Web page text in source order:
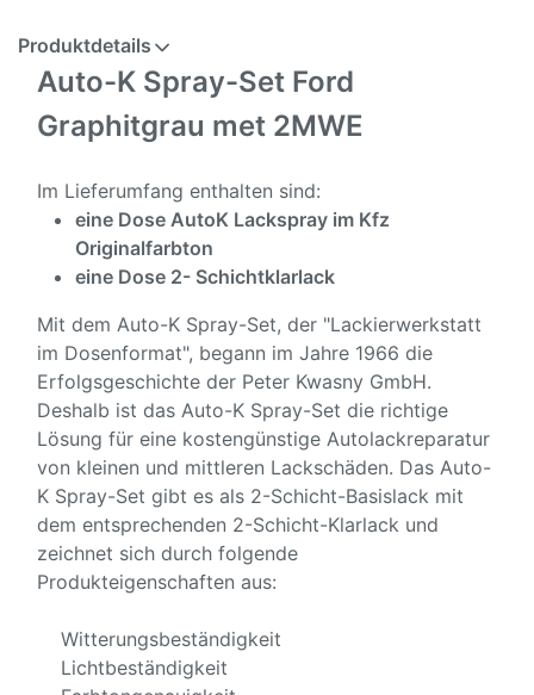
Produktdetails
Auto-K Spray-Set Ford
Graphitgrau met 2MWE
Im Lieferumfang enthalten sind:
eine Dose AutoK Lackspray im Kfz
Originalfarbton
eine Dose 2- Schichtklarlack
Mit dem Auto-K Spray-Set, der "Lackierwerkstatt
im Dosenformat", begann im Jahre 1966 die
Erfolgsgeschichte der Peter Kwasny GmbH.
Deshalb ist das Auto-K Spray-Set die richtige
Lösung für eine kostengünstige Autolackreparatur
von kleinen und mittleren Lackschäden. Das Auto-
K Spray-Set gibt es als 2-Schicht-Basislack mit
dem entsprechenden 2-Schicht-Klarlack und
zeichnet sich durch folgende
Produkteigenschaften aus:
Witterungsbeständigkeit
Lichtbeständigkeit